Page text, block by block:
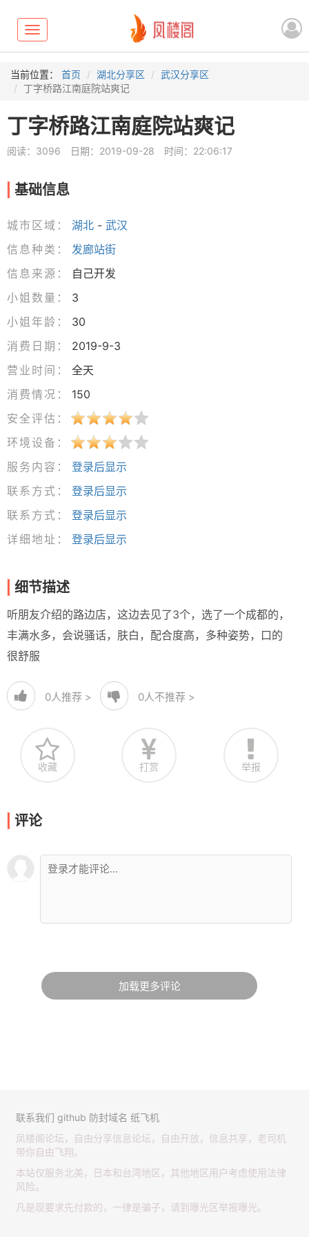
Toggle
navigation
当前位置： 首页 湖北分享区
武汉分享区
丁字桥路江南庭院站爽记
丁字桥路江南庭院站爽记
阅读：3096 日期：2019-09-28 时间：22:06:17
基础信息
城市区域： 湖北 - 武汉
信息种类：
发廊站街
信息来源：
自己开发
小姐数量：
3
小姐年龄：
30
消费日期：
2019-9-3
营业时间：
全天
消费情况：
150
安全评估：
环境设备：
服务内容：
登录后显示
联系方式：
登录后显示
联系方式：
登录后显示
详细地址：
登录后显示
细节描述
听朋友介绍的路边店，这边去见了3个，选了一个成都的，
丰满水多，会说骚话，肤白，配合度高，多种姿势，口的
很舒服
0人推荐 > 0人不推荐 >
收藏 打赏 举报
评论
加载更多评论
联系我们 github 防封域名 纸飞机
凤楼阁论坛，自由分享信息论坛，自由开放，信息共享，老司机
带你自由飞翔。
本站仅服务北美，日本和台湾地区，其他地区用户考虑使用法律
风险。
凡是现要求先付款的，一律是骗子，请到曝光区举报曝光。